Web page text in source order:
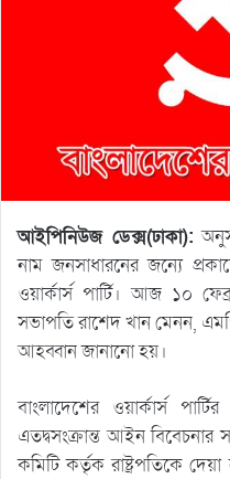
আইপিনিউজ ডেক্স(ঢাকা):
নাম জনসাধারনের জন্যে
ওয়ার্কার্স পার্টি। আজ ১০
সভাপতি রাশেদ খান মেনন,
আহব্বান জানানো হয়।
বাংলাদেশের ওয়ার্কার্স
এতদ্বসংক্রান্ত আইন
কমিটি কর্তৃক রাষ্ট্রপতিকে